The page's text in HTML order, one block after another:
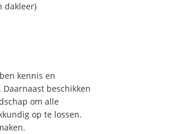
dakleer)
kennis en
beschikken
om alle
op te lossen.